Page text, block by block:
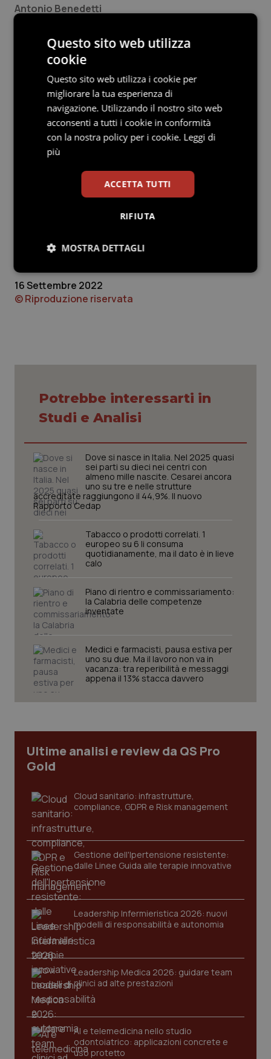
Antonio Benedetti
Marco Soncini
Presidente AIGO
Maria Caterina Parodi
Presidente SIED
Bruno Annibale
Presidente SIGE
Leggi gli interventi precedenti in questo forum
delle Società scientifiche in vista delle prossime
16 Settembre 2022
© Riproduzione riservata
Potrebbe interessarti in
Studi e Analisi
Dove si nasce in Italia. Nel 2025 quasi
sei parti su dieci nei centri con
almeno mille nascite. Cesarei ancora
uno su tre e nelle strutture
accreditate raggiungono il 44,9%. Il nuovo
Rapporto Cedap
Tabacco o prodotti correlati. 1
europeo su 6 li consuma
quotidianamente, ma il dato è in lieve
calo
Piano di rientro e commissariamento:
la Calabria delle competenze
inventate
Medici e farmacisti, pausa estiva per
uno su due. Ma il lavoro non va in
vacanza: tra reperibilità e messaggi
appena il 13% stacca davvero
Ultime analisi e review da QS Pro
Gold
Cloud sanitario: infrastrutture,
compliance, GDPR e Risk management
Gestione dell'Ipertensione resistente:
dalle Linee Guida alle terapie innovative
Leadership Infermieristica 2026: nuovi
modelli di responsabilità e autonomia
Leadership Medica 2026: guidare team
clinici ad alte prestazioni
AI e telemedicina nello studio
odontoiatrico: applicazioni concrete e
uso protetto
Questo sito web utilizza
cookie
Questo sito web utilizza i cookie per
migliorare la tua esperienza di
navigazione. Utilizzando il nostro sito web
acconsenti a tutti i cookie in conformità
con la nostra policy per i cookie. Leggi di
più
ACCETTA TUTTI
RIFIUTA
MOSTRA DETTAGLI
Necessari Statistici Marketing
Preferenze
I cookie necessari contribuiscono a rendere fruibile il
sito web abilitandone funzionalità di base quali la
navigazione sulle pagine e l'accesso alle aree
protette del sito. Il sito web non è in grado di
funzionare correttamente senza questi cookie.
Nome
Fornitore / Dominio
ps_abtest_uid
www.quotidianosanitaclub.it
CookieScriptConsent
CookieScript
.quotidianosanitaclub.it
__cf_bm
visid_incap_2921979
incap_ses_537_2921979 .certid.it Sessione